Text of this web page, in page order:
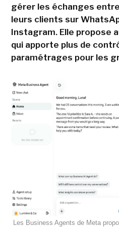
gérer les échanges
leurs clients sur
Instagram. Elle propose
qui apporte plus de
paramétrages pour les
Les Business Agents de Meta